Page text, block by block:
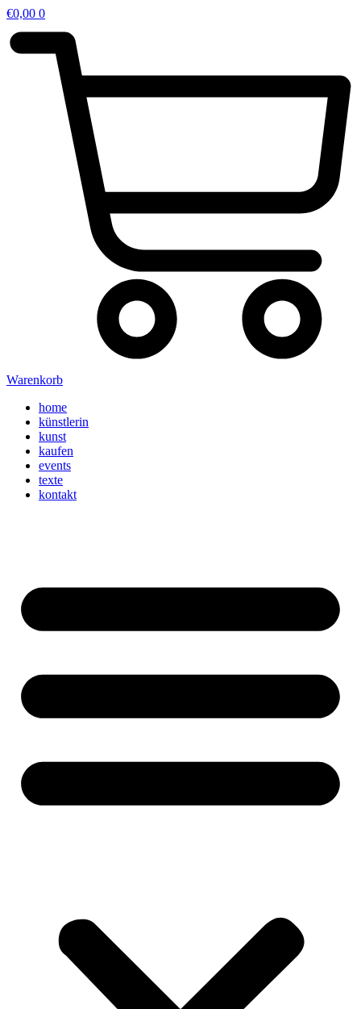
€0,00 0
Warenkorb
home
künstlerin
kunst
kaufen
events
texte
kontakt